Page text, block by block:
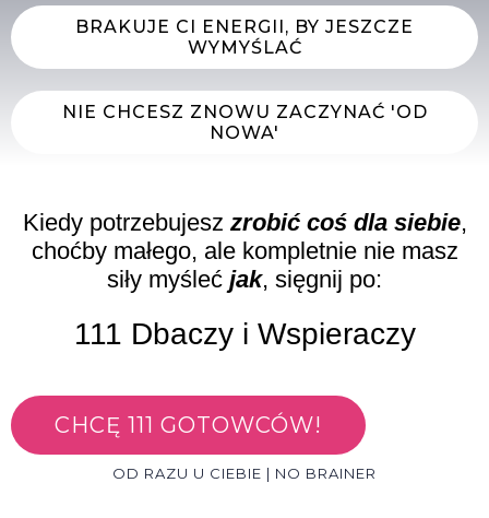
BRAKUJE CI ENERGII, BY JESZCZE
WYMYŚLAĆ
NIE CHCESZ ZNOWU ZACZYNAĆ 'OD
NOWA'
Kiedy potrzebujesz zrobić coś dla siebie,
choćby małego, ale kompletnie nie masz
siły myśleć jak, sięgnij po:
111 Dbaczy i Wspieraczy
CHCĘ 111 GOTOWCÓW!
OD RAZU U CIEBIE | NO BRAINER